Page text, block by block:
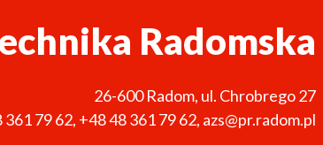
Radomska
26-600 Radom, ul. Chrobrego 27
361 79 62, +48 48 361 79 62, azs@pr.radom.pl